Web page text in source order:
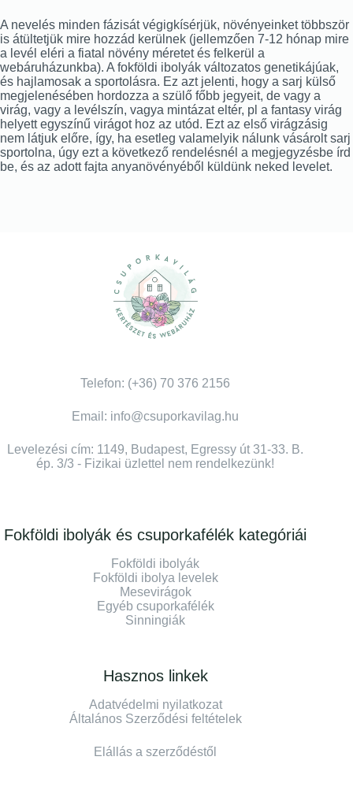
A nevelés minden fázisát végigkísérjük, növényeinket többször
is átültetjük mire hozzád kerülnek (jellemzően 7-12 hónap mire
a levél eléri a fiatal növény méretet és felkerül a
webáruházunkba). A fokföldi ibolyák változatos genetikájúak,
és hajlamosak a sportolásra. Ez azt jelenti, hogy a sarj külső
megjelenésében hordozza a szülő főbb jegyeit, de vagy a
virág, vagy a levélszín, vagya mintázat eltér, pl a fantasy virág
helyett egyszínű virágot hoz az utód. Ezt az első virágzásig
nem látjuk előre, így, ha esetleg valamelyik nálunk vásárolt sarj
sportolna, úgy ezt a következő rendelésnél a megjegyzésbe írd
be, és az adott fajta anyanövényéből küldünk neked levelet.
Telefon: (+36) 70 376 2156
Email: info@csuporkavilag.hu
Levelezési cím: 1149, Budapest, Egressy út 31-33. B.
ép. 3/3 - Fizikai üzlettel nem rendelkezünk!
Fokföldi ibolyák és csuporkafélék kategóriái
Fokföldi ibolyák
Fokföldi ibolya levelek
Mesevirágok
Egyéb csuporkafélék
Sinningiák
Hasznos linkek
Adatvédelmi nyilatkozat
Általános Szerződési feltételek
Elállás a szerződéstől